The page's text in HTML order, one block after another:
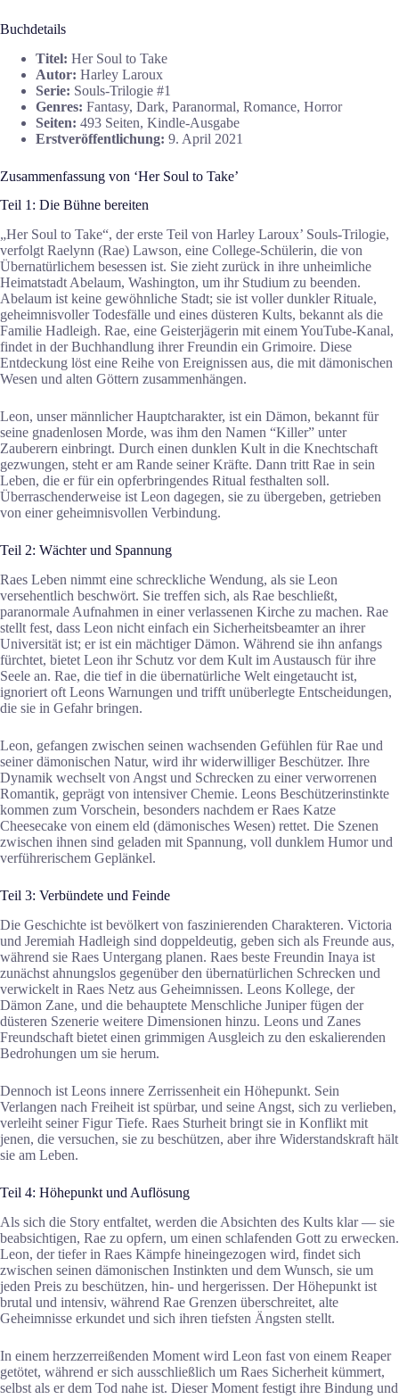
Buchdetails
Titel: Her Soul to Take
Autor: Harley Laroux
Serie: Souls-Trilogie #1
Genres: Fantasy, Dark, Paranormal, Romance, Horror
Seiten: 493 Seiten, Kindle-Ausgabe
Erstveröffentlichung: 9. April 2021
Zusammenfassung von ‘Her Soul to Take’
Teil 1: Die Bühne bereiten
„Her Soul to Take“, der erste Teil von Harley Laroux’ Souls-Trilogie,
verfolgt Raelynn (Rae) Lawson, eine College-Schülerin, die von
Übernatürlichem besessen ist. Sie zieht zurück in ihre unheimliche
Heimatstadt Abelaum, Washington, um ihr Studium zu beenden.
Abelaum ist keine gewöhnliche Stadt; sie ist voller dunkler Rituale,
geheimnisvoller Todesfälle und eines düsteren Kults, bekannt als die
Familie Hadleigh. Rae, eine Geisterjägerin mit einem YouTube-Kanal,
findet in der Buchhandlung ihrer Freundin ein Grimoire. Diese
Entdeckung löst eine Reihe von Ereignissen aus, die mit dämonischen
Wesen und alten Göttern zusammenhängen.
Leon, unser männlicher Hauptcharakter, ist ein Dämon, bekannt für
seine gnadenlosen Morde, was ihm den Namen “Killer” unter
Zauberern einbringt. Durch einen dunklen Kult in die Knechtschaft
gezwungen, steht er am Rande seiner Kräfte. Dann tritt Rae in sein
Leben, die er für ein opferbringendes Ritual festhalten soll.
Überraschenderweise ist Leon dagegen, sie zu übergeben, getrieben
von einer geheimnisvollen Verbindung.
Teil 2: Wächter und Spannung
Raes Leben nimmt eine schreckliche Wendung, als sie Leon
versehentlich beschwört. Sie treffen sich, als Rae beschließt,
paranormale Aufnahmen in einer verlassenen Kirche zu machen. Rae
stellt fest, dass Leon nicht einfach ein Sicherheitsbeamter an ihrer
Universität ist; er ist ein mächtiger Dämon. Während sie ihn anfangs
fürchtet, bietet Leon ihr Schutz vor dem Kult im Austausch für ihre
Seele an. Rae, die tief in die übernatürliche Welt eingetaucht ist,
ignoriert oft Leons Warnungen und trifft unüberlegte Entscheidungen,
die sie in Gefahr bringen.
Leon, gefangen zwischen seinen wachsenden Gefühlen für Rae und
seiner dämonischen Natur, wird ihr widerwilliger Beschützer. Ihre
Dynamik wechselt von Angst und Schrecken zu einer verworrenen
Romantik, geprägt von intensiver Chemie. Leons Beschützerinstinkte
kommen zum Vorschein, besonders nachdem er Raes Katze
Cheesecake von einem eld (dämonisches Wesen) rettet. Die Szenen
zwischen ihnen sind geladen mit Spannung, voll dunklem Humor und
verführerischem Geplänkel.
Teil 3: Verbündete und Feinde
Die Geschichte ist bevölkert von faszinierenden Charakteren. Victoria
und Jeremiah Hadleigh sind doppeldeutig, geben sich als Freunde aus,
während sie Raes Untergang planen. Raes beste Freundin Inaya ist
zunächst ahnungslos gegenüber den übernatürlichen Schrecken und
verwickelt in Raes Netz aus Geheimnissen. Leons Kollege, der
Dämon Zane, und die behauptete Menschliche Juniper fügen der
düsteren Szenerie weitere Dimensionen hinzu. Leons und Zanes
Freundschaft bietet einen grimmigen Ausgleich zu den eskalierenden
Bedrohungen um sie herum.
Dennoch ist Leons innere Zerrissenheit ein Höhepunkt. Sein
Verlangen nach Freiheit ist spürbar, und seine Angst, sich zu verlieben,
verleiht seiner Figur Tiefe. Raes Sturheit bringt sie in Konflikt mit
jenen, die versuchen, sie zu beschützen, aber ihre Widerstandskraft hält
sie am Leben.
Teil 4: Höhepunkt und Auflösung
Als sich die Story entfaltet, werden die Absichten des Kults klar — sie
beabsichtigen, Rae zu opfern, um einen schlafenden Gott zu erwecken.
Leon, der tiefer in Raes Kämpfe hineingezogen wird, findet sich
zwischen seinen dämonischen Instinkten und dem Wunsch, sie um
jeden Preis zu beschützen, hin- und hergerissen. Der Höhepunkt ist
brutal und intensiv, während Rae Grenzen überschreitet, alte
Geheimnisse erkundet und sich ihren tiefsten Ängsten stellt.
In einem herzzerreißenden Moment wird Leon fast von einem Reaper
getötet, während er sich ausschließlich um Raes Sicherheit kümmert,
selbst als er dem Tod nahe ist. Dieser Moment festigt ihre Bindung und